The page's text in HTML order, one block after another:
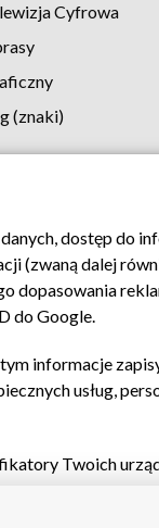
Cyfrowa
(znaki)
Kontakt
dostęp do
(zwaną dalej
dopasowania
do Google.
tym informacje
usług,
Twoich